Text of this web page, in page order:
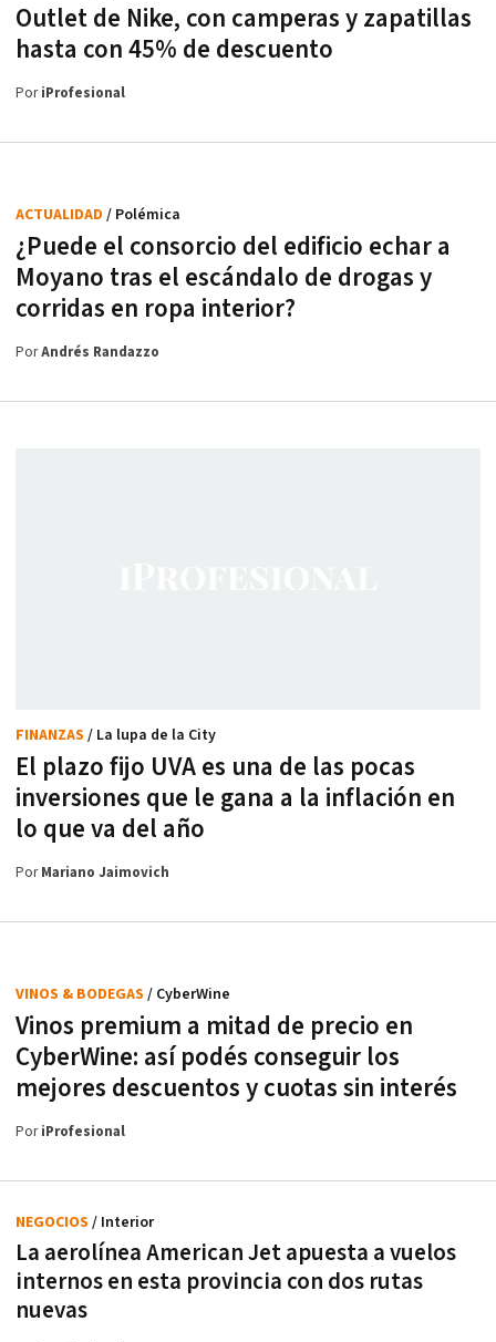
Outlet de Nike, con camperas y zapatillas
hasta con 45% de descuento
PoriProfesional
¿Puede el consorcio del edificio echar a
Moyano tras el escándalo de drogas y
corridas en ropa interior?
ACTUALIDAD / Polémica
PorAndrés Randazzo
El plazo fijo UVA es una de las pocas
inversiones que le gana a la inflación en
lo que va del año
FINANZAS / La lupa de la City
PorMariano Jaimovich
Vinos premium a mitad de precio en
CyberWine: así podés conseguir los
mejores descuentos y cuotas sin interés
VINOS & BODEGAS / CyberWine
PoriProfesional
La aerolínea American Jet apuesta a vuelos
internos en esta provincia con dos rutas
nuevas
NEGOCIOS / Interior